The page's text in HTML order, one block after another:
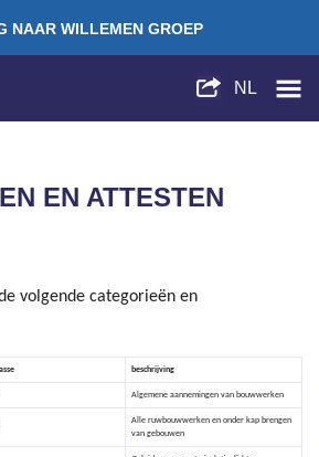
NAAR WILLEMEN GROEP
EN ATTESTEN
volgende categorieën en
beschrijving
Algemene aannemingen van bouwwerken
Alle ruwbouwwerken en onder kap brengen
van gebouwen